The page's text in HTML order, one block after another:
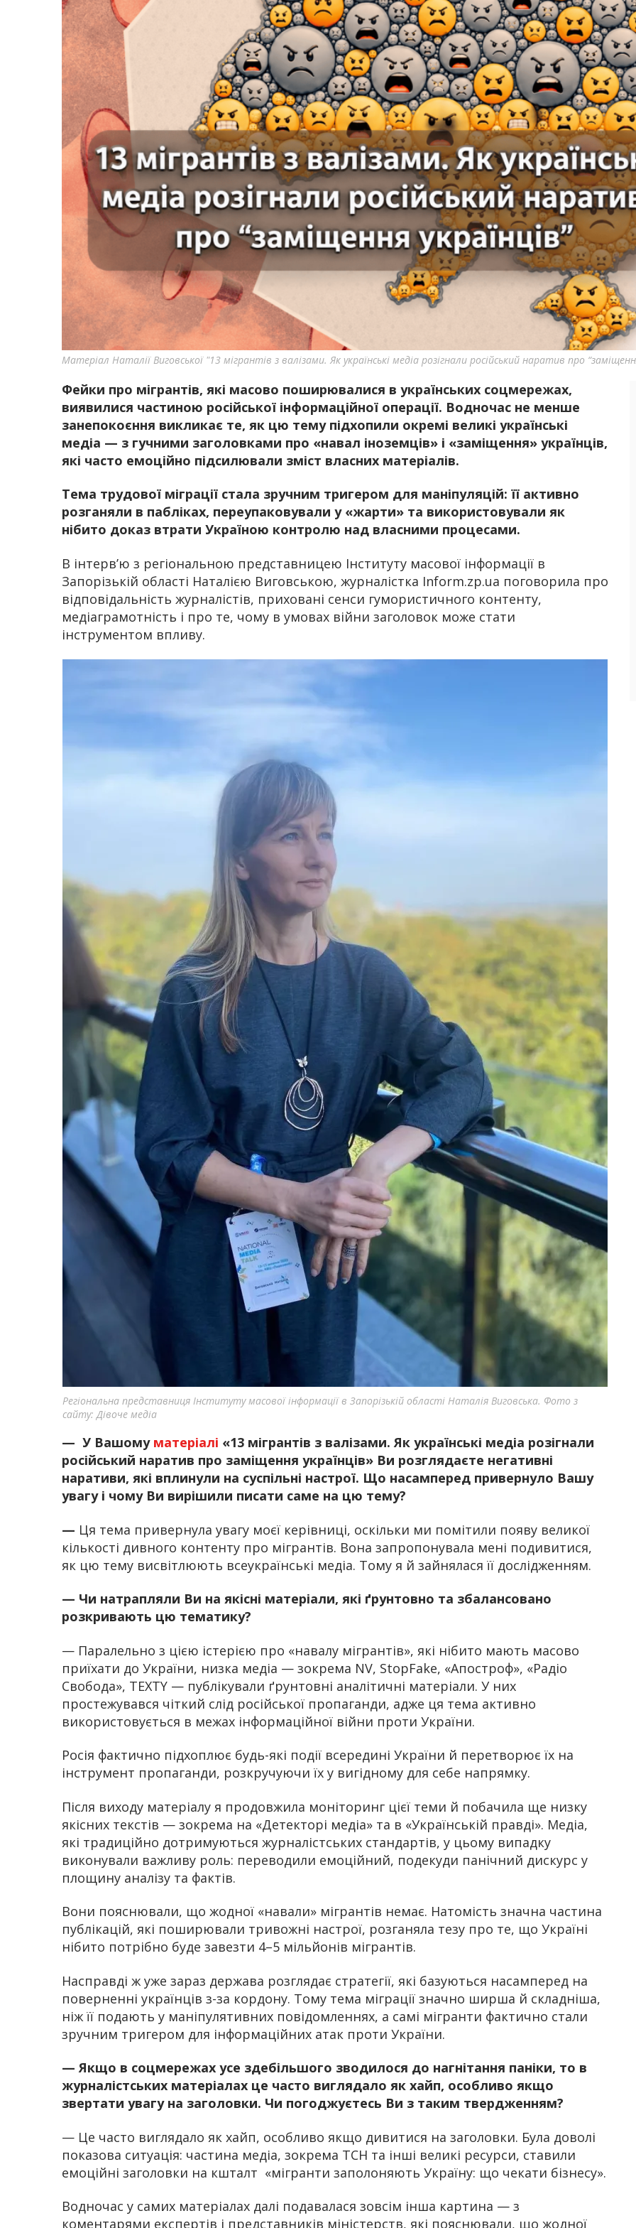
Матеріал Наталії Виговської "13 мігрантів з валізами. Як українські медіа розігнали російський наратив про
Фейки про мігрантів, які масово поширювалися в українських соцмережах,
виявилися частиною російської інформаційної операції. Водночас не менше
занепокоєння викликає те, як цю тему підхопили окремі великі українські
медіа — з гучними заголовками про «навал іноземців» і «заміщення» українців,
які часто емоційно підсилювали зміст власних матеріалів.
Тема трудової міграції стала зручним тригером для маніпуляцій: її активно
розганяли в пабліках, переупаковували у «жарти» та використовували як
нібито доказ втрати Україною контролю над власними процесами.
В інтерв’ю з регіональною представницею Інституту масової інформації в
Запорізькій області Наталією Виговською, журналістка Inform.zp.ua поговорила про
відповідальність журналістів, приховані сенси гумористичного контенту,
медіаграмотність і про те, чому в умовах війни заголовок може стати
інструментом впливу.
Регіональна представниця Інституту масової інформації в Запорізькій області Наталія Виговська. Фото з
сайту: Дівоче медіа
— У Вашому матеріалі «13 мігрантів з валізами. Як українські медіа розігнали
російський наратив про заміщення українців» Ви розглядаєте негативні
наративи, які вплинули на суспільні настрої. Що насамперед привернуло Вашу
увагу і чому Ви вирішили писати саме на цю тему?
— Ця тема привернула увагу моєї керівниці, оскільки ми помітили появу великої
кількості дивного контенту про мігрантів. Вона запропонувала мені подивитися,
як цю тему висвітлюють всеукраїнські медіа. Тому я й зайнялася її дослідженням.
— Чи натрапляли Ви на якісні матеріали, які ґрунтовно та збалансовано
розкривають цю тематику?
— Паралельно з цією істерією про «навалу мігрантів», які нібито мають масово
приїхати до України, низка медіа — зокрема NV, StopFake, «Апостроф», «Радіо
Свобода», TEXTY — публікували ґрунтовні аналітичні матеріали. У них
простежувався чіткий слід російської пропаганди, адже ця тема активно
використовується в межах інформаційної війни проти України.
Росія фактично підхоплює будь-які події всередині України й перетворює їх на
інструмент пропаганди, розкручуючи їх у вигідному для себе напрямку.
Після виходу матеріалу я продовжила моніторинг цієї теми й побачила ще низку
якісних текстів — зокрема на «Детекторі медіа» та в «Українській правді». Медіа,
які традиційно дотримуються журналістських стандартів, у цьому випадку
виконували важливу роль: переводили емоційний, подекуди панічний дискурс у
площину аналізу та фактів.
Вони пояснювали, що жодної «навали» мігрантів немає. Натомість значна частина
публікацій, які поширювали тривожні настрої, розганяла тезу про те, що Україні
нібито потрібно буде завезти 4–5 мільйонів мігрантів.
Насправді ж уже зараз держава розглядає стратегії, які базуються насамперед на
поверненні українців з-за кордону. Тому тема міграції значно ширша й складніша,
ніж її подають у маніпулятивних повідомленнях, а самі мігранти фактично стали
зручним тригером для інформаційних атак проти України.
— Якщо в соцмережах усе здебільшого зводилося до нагнітання паніки, то в
журналістських матеріалах це часто виглядало як хайп, особливо якщо
звертати увагу на заголовки. Чи погоджуєтесь Ви з таким твердженням?
— Це часто виглядало як хайп, особливо якщо дивитися на заголовки. Була доволі
показова ситуація: частина медіа, зокрема ТСН та інші великі ресурси, ставили
емоційні заголовки на кшталт «мігранти заполоняють Україну: що чекати бізнесу».
Водночас у самих матеріалах далі подавалася зовсім інша картина — з
коментарями експертів і представників міністерств, які пояснювали, що жодної